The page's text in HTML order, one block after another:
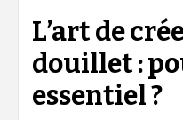
L’art de
douillet :
essentiel ?